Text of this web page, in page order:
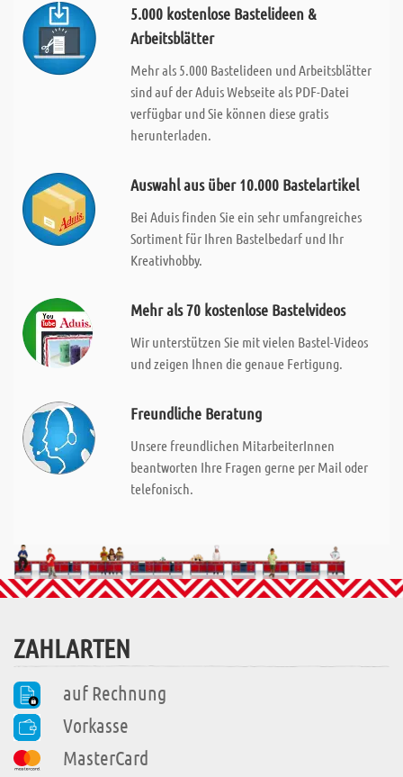
5.000 kostenlose Bastelideen &
Arbeitsblätter
Mehr als 5.000 Bastelideen und Arbeitsblätter
sind auf der Aduis Webseite als PDF-Datei
verfügbar und Sie können diese gratis
herunterladen.
Auswahl aus über 10.000 Bastelartikel
Bei Aduis finden Sie ein sehr umfangreiches
Sortiment für Ihren Bastelbedarf und Ihr
Kreativhobby.
Mehr als 70 kostenlose Bastelvideos
Wir unterstützen Sie mit vielen Bastel-Videos
und zeigen Ihnen die genaue Fertigung.
Freundliche Beratung
Unsere freundlichen MitarbeiterInnen
beantworten Ihre Fragen gerne per Mail oder
telefonisch.
ZAHLARTEN
auf Rechnung
Vorkasse
MasterCard